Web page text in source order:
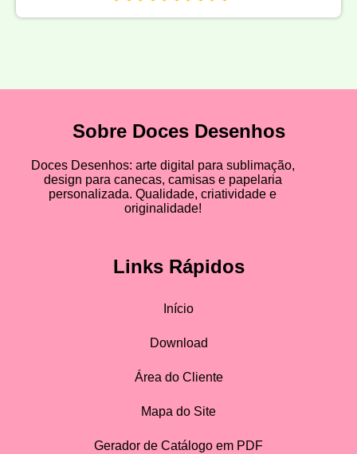
Sobre Doces Desenhos
Doces Desenhos: arte digital para sublimação,
design para canecas, camisas e papelaria
personalizada. Qualidade, criatividade e
originalidade!
Links Rápidos
Início
Download
Área do Cliente
Mapa do Site
Gerador de Catálogo em PDF